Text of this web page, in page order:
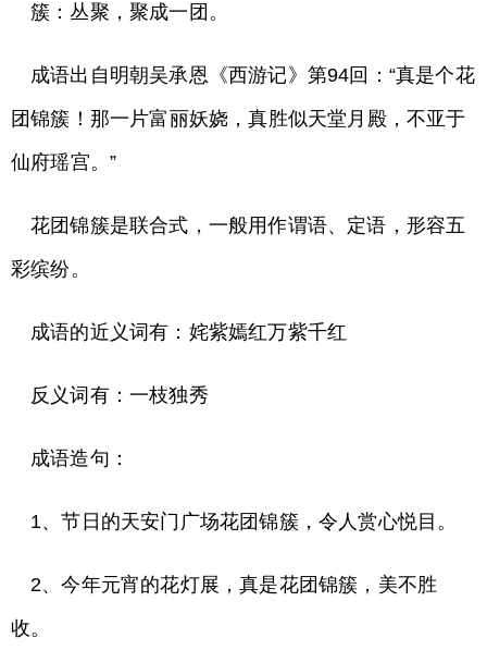
簇：丛聚，聚成一团。
成语出自明朝吴承恩《西游记》第94回：“真是个花
团锦簇！那一片富丽妖娆，真胜似天堂月殿，不亚于
仙府瑶宫。”
花团锦簇是联合式，一般用作谓语、定语，形容五
彩缤纷。
成语的近义词有：姹紫嫣红万紫千红
反义词有：一枝独秀
成语造句：
1、节日的天安门广场花团锦簇，令人赏心悦目。
2、今年元宵的花灯展，真是花团锦簇，美不胜
收。